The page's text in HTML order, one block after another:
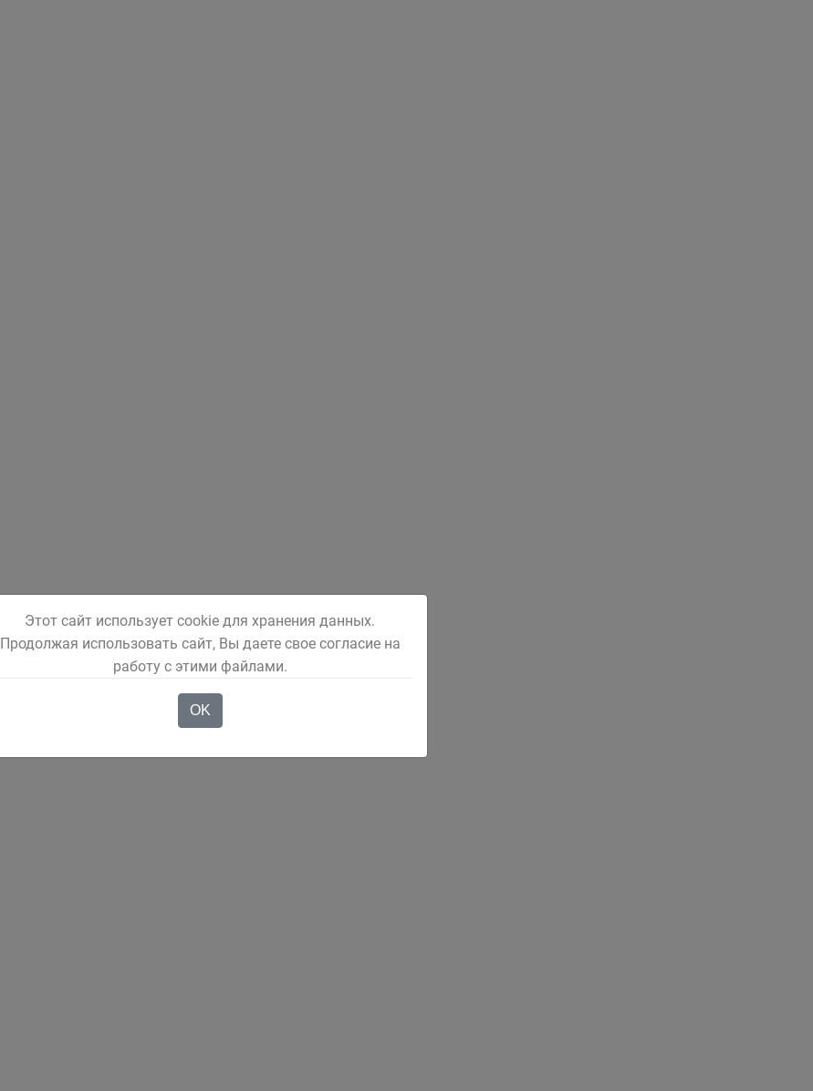
Этот сайт использует cookie для хранения данных.
Продолжая использовать сайт, Вы даете свое согласие на
работу с этими файлами.
OK